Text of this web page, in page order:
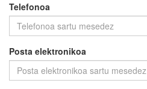
Telefonoa
Posta elektronikoa